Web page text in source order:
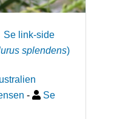
Se link-side
splendens)
-
Se